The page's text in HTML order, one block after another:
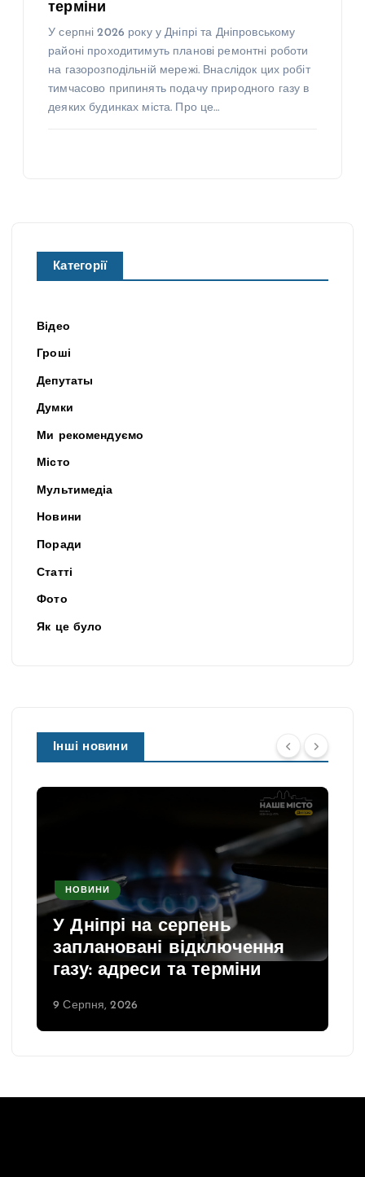
терміни
У серпні 2026 року у Дніпрі та Дніпровському
районі проходитимуть планові ремонтні роботи
на газорозподільній мережі. Внаслідок цих робіт
тимчасово припинять подачу природного газу в
деяких будинках міста. Про це…
Категорії
Відео
Гроші
Депутаты
Думки
Ми рекомендуємо
Місто
Мультимедіа
Новини
Поради
Статті
Фото
Як це було
Інші новини
НОВИНИ
У Дніпрі на серпень
заплановані відключення
газу: адреси та терміни
9 Серпня, 2026